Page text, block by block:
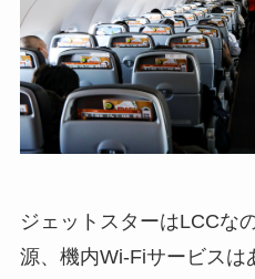
ジェットスターはLCCな
源、機内Wi-Fiサービスは